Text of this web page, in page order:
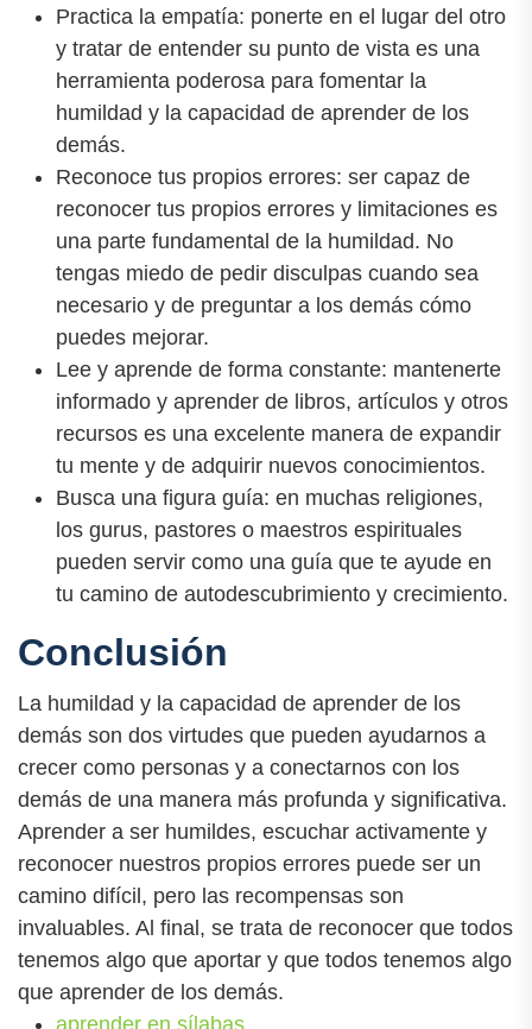
Practica la empatía: ponerte en el lugar del otro
y tratar de entender su punto de vista es una
herramienta poderosa para fomentar la
humildad y la capacidad de aprender de los
demás.
Reconoce tus propios errores: ser capaz de
reconocer tus propios errores y limitaciones es
una parte fundamental de la humildad. No
tengas miedo de pedir disculpas cuando sea
necesario y de preguntar a los demás cómo
puedes mejorar.
Lee y aprende de forma constante: mantenerte
informado y aprender de libros, artículos y otros
recursos es una excelente manera de expandir
tu mente y de adquirir nuevos conocimientos.
Busca una figura guía: en muchas religiones,
los gurus, pastores o maestros espirituales
pueden servir como una guía que te ayude en
tu camino de autodescubrimiento y crecimiento.
Conclusión
La humildad y la capacidad de aprender de los
demás son dos virtudes que pueden ayudarnos a
crecer como personas y a conectarnos con los
demás de una manera más profunda y significativa.
Aprender a ser humildes, escuchar activamente y
reconocer nuestros propios errores puede ser un
camino difícil, pero las recompensas son
invaluables. Al final, se trata de reconocer que todos
tenemos algo que aportar y que todos tenemos algo
que aprender de los demás.